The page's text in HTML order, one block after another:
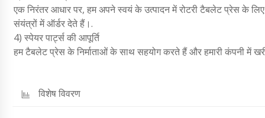
एक निरंतर आधार पर, हम अपने स्वयं के उत्पादन में रोटरी टैबलेट प्रेस के
संयंत्रों में ऑर्डर देते हैं।.
4) स्पेयर पार्ट्स की आपूर्ति
हम टैबलेट प्रेस के निर्माताओं के साथ सहयोग करते हैं और हमारी कंपनी में
विशेष विवरण